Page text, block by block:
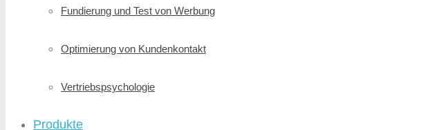
Fundierung und Test von Werbung
Optimierung von Kundenkontakt
Vertriebspsychologie
Produkte